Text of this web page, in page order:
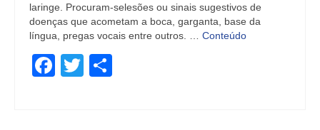
laringe. Procuram-selesões ou sinais sugestivos de
doenças que acometam a boca, garganta, base da
língua, pregas vocais entre outros. … Conteúdo
Facebook
Twitter